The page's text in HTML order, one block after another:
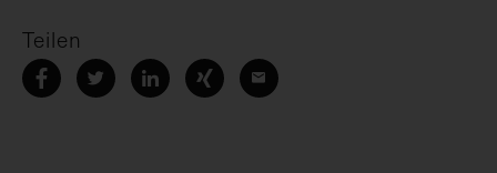
Teilen